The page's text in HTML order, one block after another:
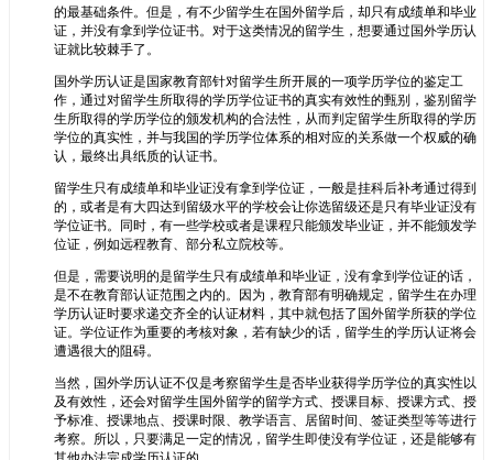
的最基础条件。但是，有不少留学生在国外留学后，却只有成绩单和毕业
证，并没有拿到学位证书。对于这类情况的留学生，想要通过国外学历认
证就比较棘手了。
国外学历认证是国家教育部针对留学生所开展的一项学历学位的鉴定工
作，通过对留学生所取得的学历学位证书的真实有效性的甄别，鉴别留学
生所取得的学历学位的颁发机构的合法性，从而判定留学生所取得的学历
学位的真实性，并与我国的学历学位体系的相对应的关系做一个权威的确
认，最终出具纸质的认证书。
留学生只有成绩单和毕业证没有拿到学位证，一般是挂科后补考通过得到
的，或者是有大四达到留级水平的学校会让你选留级还是只有毕业证没有
学位证书。同时，有一些学校或者是课程只能颁发毕业证，并不能颁发学
位证，例如远程教育、部分私立院校等。
但是，需要说明的是留学生只有成绩单和毕业证，没有拿到学位证的话，
是不在教育部认证范围之内的。因为，教育部有明确规定，留学生在办理
学历认证时要求递交齐全的认证材料，其中就包括了国外留学所获的学位
证。学位证作为重要的考核对象，若有缺少的话，留学生的学历认证将会
遭遇很大的阻碍。
当然，国外学历认证不仅是考察留学生是否毕业获得学历学位的真实性以
及有效性，还会对留学生国外留学的留学方式、授课目标、授课方式、授
予标准、授课地点、授课时限、教学语言、居留时间、签证类型等等进行
考察。所以，只要满足一定的情况，留学生即使没有学位证，还是能够有